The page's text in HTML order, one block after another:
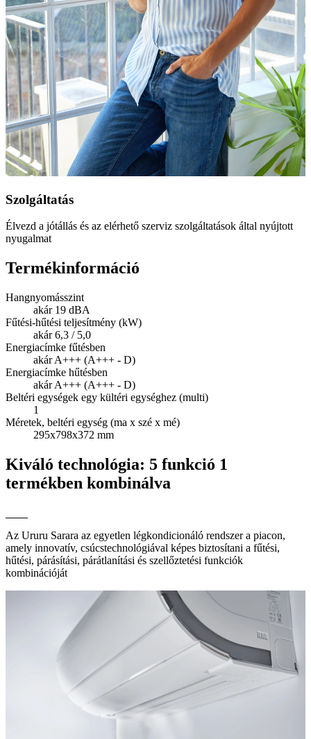
Szolgáltatás
Élvezd a jótállás és az elérhető szerviz szolgáltatások által nyújtott
nyugalmat
Termékinformáció
Hangnyomásszint
akár 19 dBA
Fűtési-hűtési teljesítmény (kW)
akár 6,3 / 5,0
Energiacímke fűtésben
akár A+++ (A+++ - D)
Energiacímke hűtésben
akár A+++ (A+++ - D)
Beltéri egységek egy kültéri egységhez (multi)
1
Méretek, beltéri egység (ma x szé x mé)
295x798x372 mm
Kiváló technológia: 5 funkció 1
termékben kombinálva
Az Ururu Sarara az egyetlen légkondicionáló rendszer a piacon,
amely innovatív, csúcstechnológiával képes biztosítani a fűtési,
hűtési, párásítási, párátlanítási és szellőztetési funkciók
kombinációját